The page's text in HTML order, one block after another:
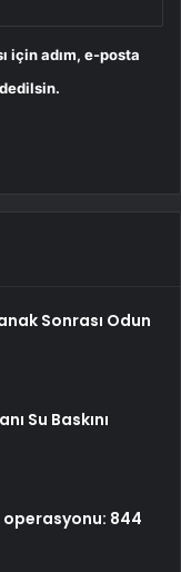
için adım, e-posta
Sonrası Odun
Su Baskını
operasyonu: 844